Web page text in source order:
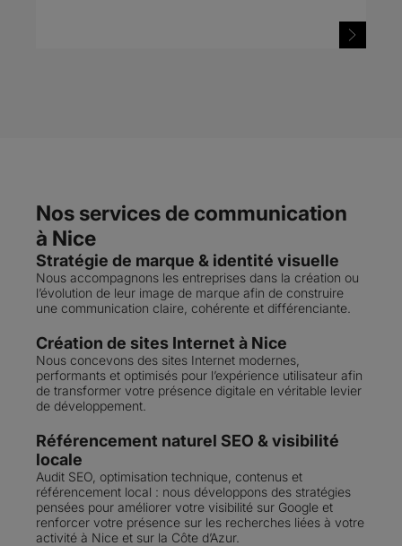
Nos services de communication
à Nice
Stratégie de marque & identité visuelle
Nous accompagnons les entreprises dans la création ou
l’évolution de leur image de marque afin de construire
une communication claire, cohérente et différenciante.
Création de sites Internet à Nice
Nous concevons des sites Internet modernes,
performants et optimisés pour l’expérience utilisateur afin
de transformer votre présence digitale en véritable levier
de développement.
Référencement naturel SEO & visibilité
locale
Audit SEO, optimisation technique, contenus et
référencement local : nous développons des stratégies
pensées pour améliorer votre visibilité sur Google et
renforcer votre présence sur les recherches liées à votre
activité à Nice et sur la Côte d’Azur.